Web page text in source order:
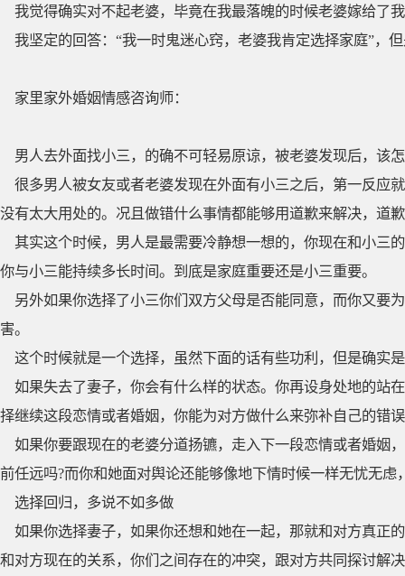
我觉得确实对不起老婆，毕竟在我最落魄的时候老婆嫁给了
我坚定的回答：“我一时鬼迷心窍，老婆我肯定选择家庭”，
家里家外婚姻情感咨询师：
男人去外面找小三，的确不可轻易原谅，被老婆发现后，该
很多男人被女友或者老婆发现在外面有小三之后，第一反应
没有太大用处的。况且做错什么事情都能够用道歉来解决，道
其实这个时候，男人是最需要冷静想一想的，你现在和小三
你与小三能持续多长时间。到底是家庭重要还是小三重要。
另外如果你选择了小三你们双方父母是否能同意，而你又要
害。
这个时候就是一个选择，虽然下面的话有些功利，但是确实
如果失去了妻子，你会有什么样的状态。你再设身处地的站
择继续这段恋情或者婚姻，你能为对方做什么来弥补自己的错
如果你要跟现在的老婆分道扬镳，走入下一段恋情或者婚姻
前任远吗?而你和她面对舆论还能够像地下情时候一样无忧无虑
选择回归，多说不如多做
如果你选择妻子，如果你还想和她在一起，那就和对方真正
和对方现在的关系，你们之间存在的冲突，跟对方共同探讨解